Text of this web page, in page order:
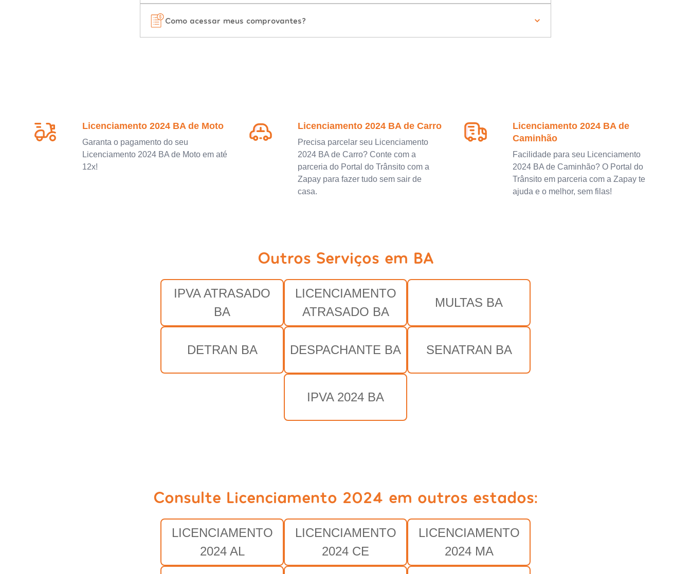
Como acessar meus comprovantes?
Licenciamento 2024 BA de Moto
Garanta o pagamento do seu
Licenciamento 2024 BA de Moto em até
12x!
Licenciamento 2024 BA de Carro
Precisa parcelar seu Licenciamento
2024 BA de Carro? Conte com a
parceria do Portal do Trânsito com a
Zapay para fazer tudo sem sair de
casa.
Licenciamento 2024 BA de
Caminhão
Facilidade para seu Licenciamento
2024 BA de Caminhão? O Portal do
Trânsito em parceria com a Zapay te
ajuda e o melhor, sem filas!
Outros Serviços em BA
IPVA ATRASADO
BA
LICENCIAMENTO
ATRASADO BA
MULTAS BA
DETRAN BA DESPACHANTE BA SENATRAN BA
IPVA 2024 BA
Consulte Licenciamento 2024 em outros estados:
LICENCIAMENTO
2024 AL
LICENCIAMENTO
2024 CE
LICENCIAMENTO
2024 MA